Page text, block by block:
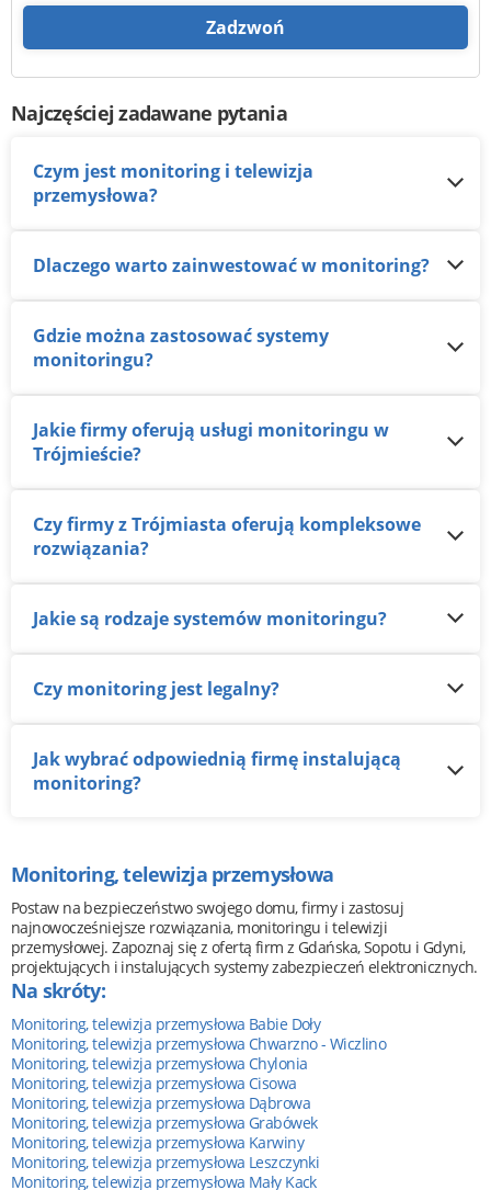
Zadzwoń
Najczęściej zadawane pytania
Czym jest monitoring i telewizja
przemysłowa?
Dlaczego warto zainwestować w monitoring?
Gdzie można zastosować systemy
monitoringu?
Jakie firmy oferują usługi monitoringu w
Trójmieście?
Czy firmy z Trójmiasta oferują kompleksowe
rozwiązania?
Jakie są rodzaje systemów monitoringu?
Czy monitoring jest legalny?
Jak wybrać odpowiednią firmę instalującą
monitoring?
Monitoring, telewizja przemysłowa
Postaw na bezpieczeństwo swojego domu, firmy i zastosuj
najnowocześniejsze rozwiązania, monitoringu i telewizji
przemysłowej. Zapoznaj się z ofertą firm z Gdańska, Sopotu i Gdyni,
projektujących i instalujących systemy zabezpieczeń elektronicznych.
Na skróty:
Monitoring, telewizja przemysłowa Babie Doły
Monitoring, telewizja przemysłowa Chwarzno - Wiczlino
Monitoring, telewizja przemysłowa Chylonia
Monitoring, telewizja przemysłowa Cisowa
Monitoring, telewizja przemysłowa Dąbrowa
Monitoring, telewizja przemysłowa Grabówek
Monitoring, telewizja przemysłowa Karwiny
Monitoring, telewizja przemysłowa Leszczynki
Monitoring, telewizja przemysłowa Mały Kack